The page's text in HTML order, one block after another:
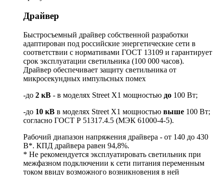
Драйвер
Быстросъемный драйвер собственной разработки
адаптирован под российские энергетические сети в
соответствии с нормативами ГОСТ 13109 и гарантирует
срок эксплуатации светильника (100 000 часов).
Драйвер обеспечивает защиту светильника от
микросекундных импульсных помех
-до 2 кВ - в моделях Street X1 мощностью до 100 Вт;
-до 10 кВ в моделях Street X1 мощностью выше 100 Вт;
согласно ГОСТ Р 51317.4.5 (МЭК 61000-4-5).
Рабочий диапазон напряжения драйвера - от 140 до 430
В*. КПД драйвера равен 94,8%.
* Не рекомендуется эксплуатировать светильник при
межфазном подключении к сети питания переменным
током ввиду возможного возникновения в ней